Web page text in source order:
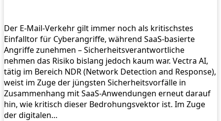
Der E-Mail-Verkehr gilt immer noch als kritischstes
Einfalltor für Cyberangriffe, während SaaS-basierte
Angriffe zunehmen – Sicherheitsverantwortliche
nehmen das Risiko bislang jedoch kaum war. Vectra AI,
tätig im Bereich NDR (Network Detection and Response),
weist im Zuge der jüngsten Sicherheitsvorfälle in
Zusammenhang mit SaaS-Anwendungen erneut darauf
hin, wie kritisch dieser Bedrohungsvektor ist. Im Zuge
der digitalen…